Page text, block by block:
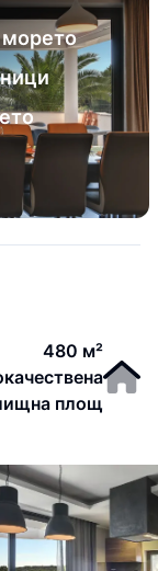
морето
480 м²
площ